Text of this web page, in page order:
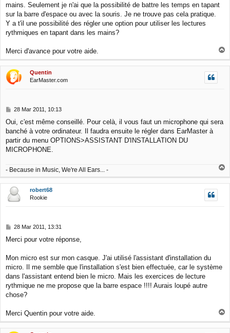
mains. Seulement je n'ai que la possibilité de battre les temps en tapant
sur la barre d'espace ou avec la souris. Je ne trouve pas cela pratique.
Y a t'il une possibilité des régler une option pour utiliser les lectures
rythmiques en tapant dans les mains?
Merci d'avance pour votre aide.
o
p
Quentin
EarMaster.com
P
s
t
28 Mar 2011, 10:13
Oui, c'est même conseillé. Pour celà, il vous faut un microphone qui sera
banché à votre ordinateur. Il faudra ensuite le régler dans EarMaster à
partir du menu OPTIONS>ASSISTANT D'INSTALLATION DU
MICROPHONE.
- Because in Music, We're All Ears... -
p
robert68
Rookie
P
s
28 Mar 2011, 13:31
Merci pour votre réponse,
Mon micro est sur mon casque. J'ai utilisé l'assistant d'installation du
micro. Il me semble que l'installation s'est bien effectuée, car le système
dans l'assistant entend bien le micro. Mais les exercices de lecture
rythmique ne me propose que la barre espace !!!! Aurais loupé autre
chose?
Merci Quentin pour votre aide.
o
p